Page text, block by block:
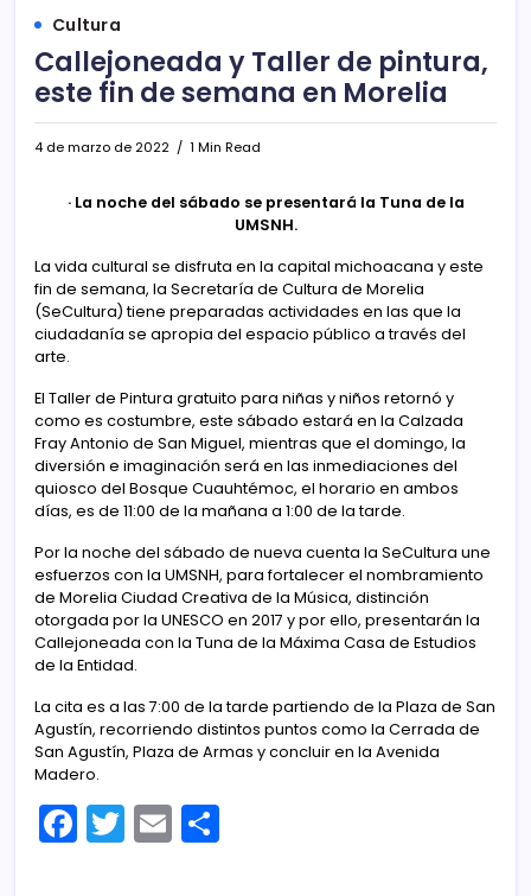
Cultura
Callejoneada y Taller de pintura,
este fin de semana en Morelia
4 de marzo de 2022 1 Min Read
· La noche del sábado se presentará la Tuna de la
UMSNH.
La vida cultural se disfruta en la capital michoacana y este
fin de semana, la Secretaría de Cultura de Morelia
(SeCultura) tiene preparadas actividades en las que la
ciudadanía se apropia del espacio público a través del
arte.
El Taller de Pintura gratuito para niñas y niños retornó y
como es costumbre, este sábado estará en la Calzada
Fray Antonio de San Miguel, mientras que el domingo, la
diversión e imaginación será en las inmediaciones del
quiosco del Bosque Cuauhtémoc, el horario en ambos
días, es de 11:00 de la mañana a 1:00 de la tarde.
Por la noche del sábado de nueva cuenta la SeCultura une
esfuerzos con la UMSNH, para fortalecer el nombramiento
de Morelia Ciudad Creativa de la Música, distinción
otorgada por la UNESCO en 2017 y por ello, presentarán la
Callejoneada con la Tuna de la Máxima Casa de Estudios
de la Entidad.
La cita es a las 7:00 de la tarde partiendo de la Plaza de San
Agustín, recorriendo distintos puntos como la Cerrada de
San Agustín, Plaza de Armas y concluir en la Avenida
Madero.
F T E